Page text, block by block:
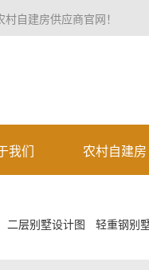
自建房供应商官网！
我们 农村自建房
二层别墅设计图 轻重钢别